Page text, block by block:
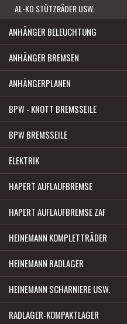
AL-KO STÜTZRÄDER USW.
ANHÄNGER BELEUCHTUNG
ANHÄNGER BREMSEN
ANHÄNGERPLANEN
BPW - KNOTT BREMSSEILE
BPW BREMSSEILE
ELEKTRIK
HAPERT AUFLAUFBREMSE
HAPERT AUFLAUFBREMSE ZAF
HEINEMANN KOMPLETTRÄDER
HEINEMANN RADLAGER
HEINEMANN SCHARNIERE USW.
RADLAGER-KOMPAKTLAGER